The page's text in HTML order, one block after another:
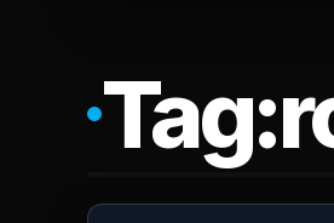
Tag: